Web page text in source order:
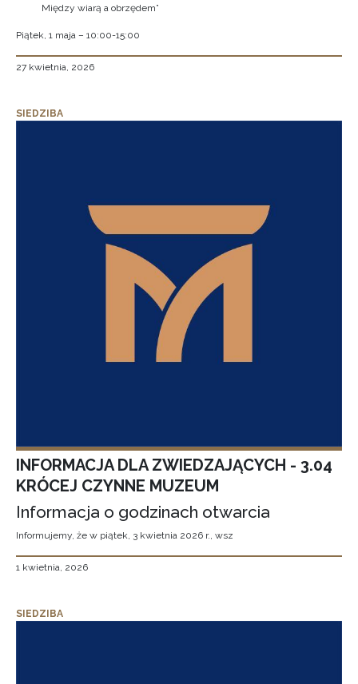
Między wiarą a obrzędem”
Piątek, 1 maja – 10:00-15:00
27 kwietnia, 2026
SIEDZIBA
INFORMACJA DLA ZWIEDZAJĄCYCH - 3.04
KRÓCEJ CZYNNE MUZEUM
Informacja o godzinach otwarcia
Informujemy, że w piątek, 3 kwietnia 2026 r., wsz
1 kwietnia, 2026
SIEDZIBA